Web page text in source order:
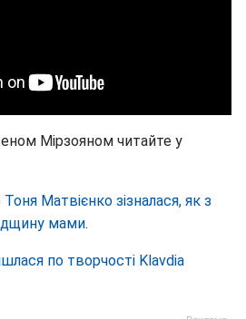
Мірзояном читайте у
Тоня Матвієнко зізналася, як з
мами.
по творчості Klavdia